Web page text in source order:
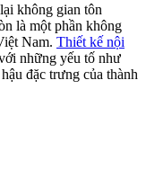
không gian tôn
là một phần không
Nam. Thiết kế nội
những yếu tố như
đặc trưng của thành